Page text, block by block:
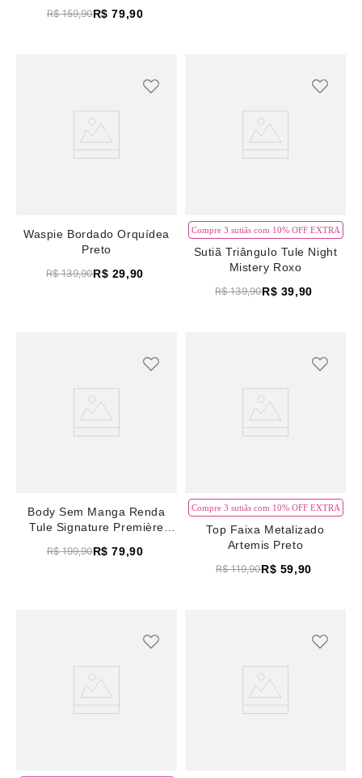
R$ 159,90R$ 79,90
Waspie Bordado Orquídea
Preto
R$ 139,90R$ 29,90
Compre 3 sutiãs com 10% OFF EXTRA
Sutiã Triângulo Tule Night
Mistery Roxo
R$ 139,90R$ 39,90
Body Sem Manga Renda
Tule Signature Première
R$ 199,90R$ 79,90
Compre 3 sutiãs com 10% OFF EXTRA
Top Faixa Metalizado
Artemis Preto
R$ 119,90R$ 59,90